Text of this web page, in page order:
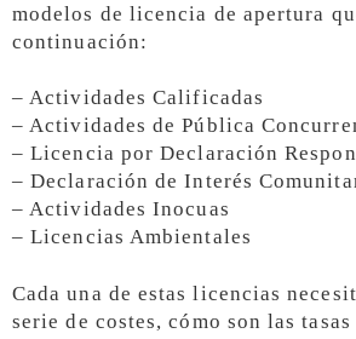
modelos de licencia de apertura
continuación:
– Actividades Calificadas
– Actividades de Pública
– Licencia por Declaración
– Declaración de Interés
– Actividades Inocuas
– Licencias Ambientales
Cada una de estas licencias
serie de costes, cómo son las